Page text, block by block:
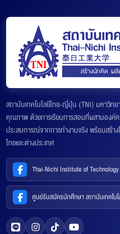
สถาบันเทคโนโลยีไทย-ญี่ปุ่น (TNI) มหาวิท
คุณภาพ ด้วยการเรียนการสอนที่ผสานองค์
ประสบการณ์จากการทำงานจริง พร้อมสร้า
ไทยและต่างประเทศ
Thai-Nichi Institute of Technology
ศูนย์รับสมัครนักศึกษา สถาบันเทคโน